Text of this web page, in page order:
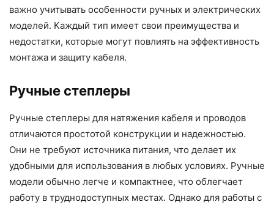
важно учитывать особенности ручных и электрических
моделей. Каждый тип имеет свои преимущества и
недостатки, которые могут повлиять на эффективность
монтажа и защиту кабеля.
Ручные степлеры
Ручные степлеры для натяжения кабеля и проводов
отличаются простотой конструкции и надежностью.
Они не требуют источника питания, что делает их
удобными для использования в любых условиях. Ручные
модели обычно легче и компактнее, что облегчает
работу в труднодоступных местах. Однако для работы с